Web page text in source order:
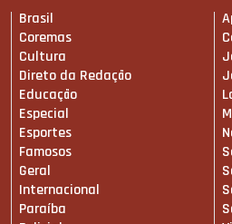
Brasil
Coremas
Cultura
Direto da Redação
Educação
Especial
Esportes
Famosos
Geral
Internacional
Paraíba